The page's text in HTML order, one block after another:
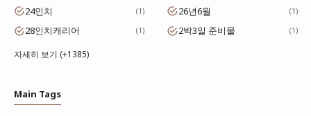
24인치 1 26년6월 1
28인치캐리어 1 2박3일 준비물 1
자세히 보기 (+1385)
Main Tags